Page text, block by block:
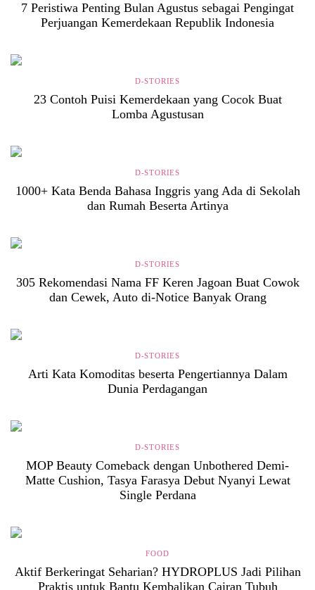
7 Peristiwa Penting Bulan Agustus sebagai Pengingat
Perjuangan Kemerdekaan Republik Indonesia
D-STORIES
23 Contoh Puisi Kemerdekaan yang Cocok Buat
Lomba Agustusan
D-STORIES
1000+ Kata Benda Bahasa Inggris yang Ada di Sekolah
dan Rumah Beserta Artinya
D-STORIES
305 Rekomendasi Nama FF Keren Jagoan Buat Cowok
dan Cewek, Auto di-Notice Banyak Orang
D-STORIES
Arti Kata Komoditas beserta Pengertiannya Dalam
Dunia Perdagangan
D-STORIES
MOP Beauty Comeback dengan Unbothered Demi-
Matte Cushion, Tasya Farasya Debut Nyanyi Lewat
Single Perdana
FOOD
Aktif Berkeringat Seharian? HYDROPLUS Jadi Pilihan
Praktis untuk Bantu Kembalikan Cairan Tubuh